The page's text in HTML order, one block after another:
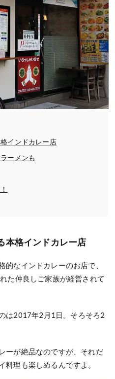
インドカレー店
ーメンも
本格インドカレー店
的なインドカレーのお店で、
た仲良しご家族が経営されて
は2017年2月1日。そろそろ2
ーが絶品なのですが、それだ
料理も楽しめるんですよ。